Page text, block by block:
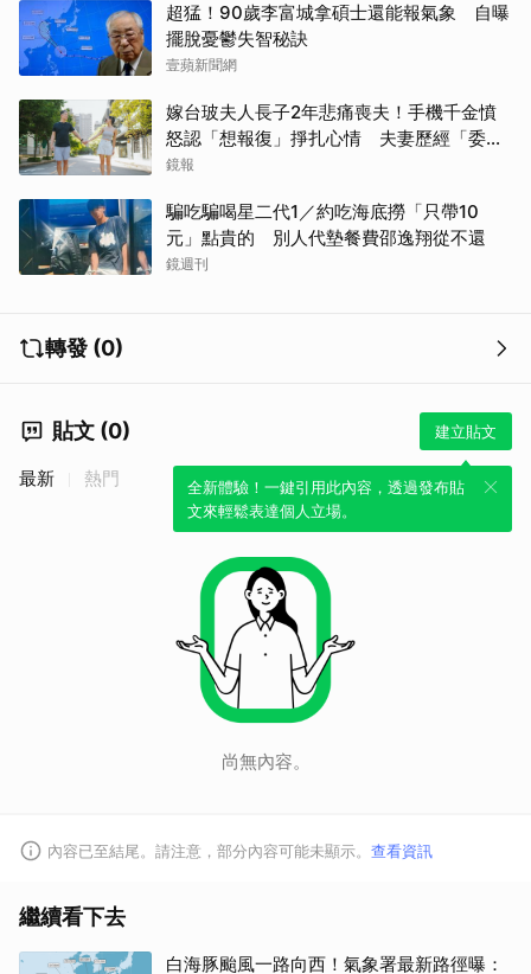
超猛！90歲李富城拿碩士還能報氣象 自曝
擺脫憂鬱失智秘訣
壹蘋新聞網
嫁台玻夫人長子2年悲痛喪夫！手機千金憤
怒認「想報復」掙扎心情 夫妻歷經「委屈
與不平」只能安靜
鏡報
騙吃騙喝星二代1／約吃海底撈「只帶10
元」點貴的 別人代墊餐費邵逸翔從不還
鏡週刊
轉發 (0)
貼文 (0) 建立貼文
全新體驗！一鍵引用此內容，透過發布貼
文來輕鬆表達個人立場。
最新 熱門
尚無內容。
內容已至結尾。請注意，部分內容可能未顯示。 查看資訊
繼續看下去
白海豚颱風一路向西！氣象署最新路徑曝：